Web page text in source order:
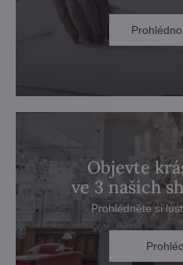
Objevte
ve 3 našich
Prohlédněte si